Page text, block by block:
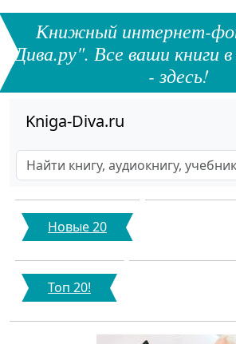
Книжный интернет-
Дива.ру". Все ваши книги
- здесь!
Kniga-Diva.ru
Новые 20
Топ 20!